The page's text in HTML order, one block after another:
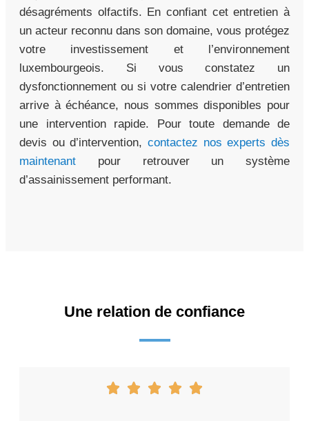
désagréments olfactifs. En confiant cet entretien à
un acteur reconnu dans son domaine, vous protégez
votre investissement et l’environnement
luxembourgeois. Si vous constatez un
dysfonctionnement ou si votre calendrier d’entretien
arrive à échéance, nous sommes disponibles pour
une intervention rapide. Pour toute demande de
devis ou d’intervention, contactez nos experts dès
maintenant pour retrouver un système
d’assainissement performant.
Une relation de confiance